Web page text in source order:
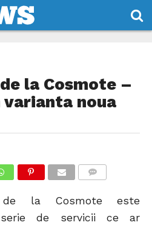
la Cosmote –
noua
de la Cosmote este
de servicii ce ar